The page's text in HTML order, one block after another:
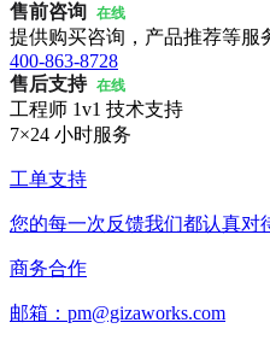
售前咨询 在线
提供购买咨询，产品推荐等服
400-863-8728
售后支持 在线
工程师 1v1 技术支持
7×24 小时服务
工单支持
您的每一次反馈我们都认真对
商务合作
邮箱：pm@gizaworks.com